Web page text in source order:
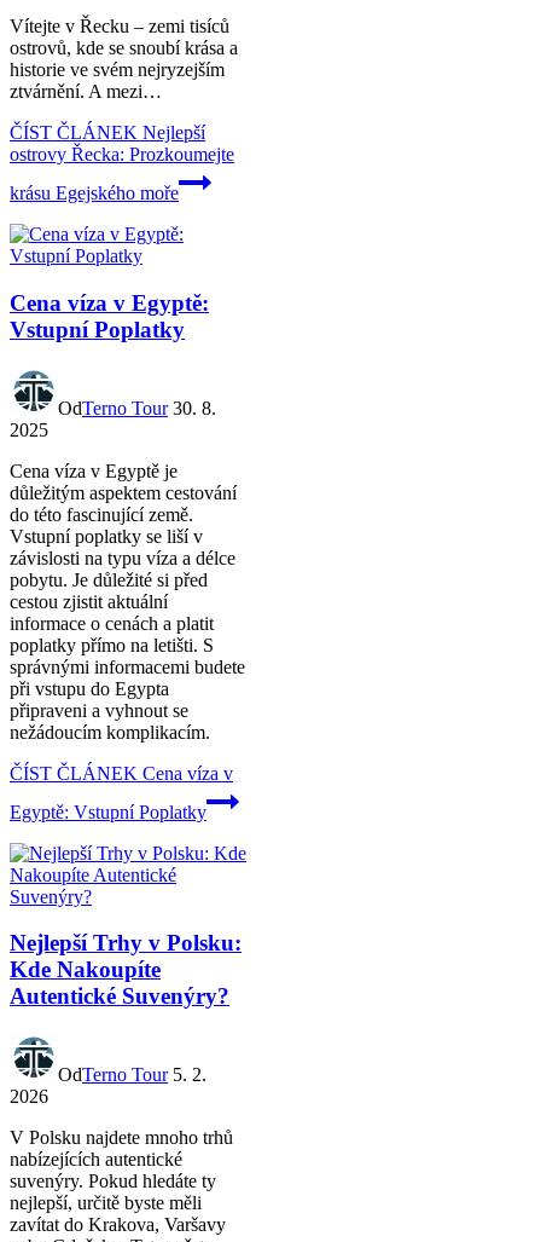
Vítejte v Řecku – zemi tisíců
ostrovů, kde se snoubí krása a
historie ve svém nejryzejším
ztvárnění. A mezi…
ČÍST ČLÁNEK Nejlepší
ostrovy Řecka: Prozkoumejte
krásu Egejského moře
Cena víza v Egyptě:
Vstupní Poplatky
OdTerno Tour 30. 8.
2025
Cena víza v Egyptě je
důležitým aspektem cestování
do této fascinující země.
Vstupní poplatky se liší v
závislosti na typu víza a délce
pobytu. Je důležité si před
cestou zjistit aktuální
informace o cenách a platit
poplatky přímo na letišti. S
správnými informacemi budete
při vstupu do Egypta
připraveni a vyhnout se
nežádoucím komplikacím.
ČÍST ČLÁNEK Cena víza v
Egyptě: Vstupní Poplatky
Nejlepší Trhy v Polsku:
Kde Nakoupíte
Autentické Suvenýry?
OdTerno Tour 5. 2.
2026
V Polsku najdete mnoho trhů
nabízejících autentické
suvenýry. Pokud hledáte ty
nejlepší, určitě byste měli
zavítat do Krakova, Varšavy